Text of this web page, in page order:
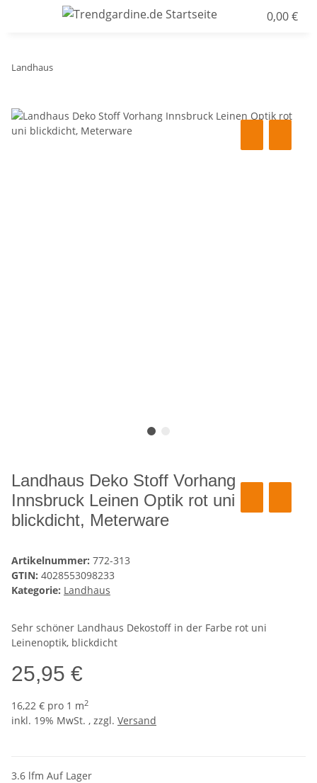
0,00 €
Landhaus
Landhaus Deko Stoff Vorhang
Innsbruck Leinen Optik rot uni
blickdicht, Meterware
Artikelnummer: 772-313
GTIN: 4028553098233
Kategorie: Landhaus
Sehr schöner Landhaus Dekostoff in der Farbe rot uni
Leinenoptik, blickdicht
25,95 €
16,22 € pro 1 m2
inkl. 19% MwSt. , zzgl. Versand
3.6 lfm Auf Lager